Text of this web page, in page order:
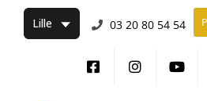
Passer
03 20 80 54 54